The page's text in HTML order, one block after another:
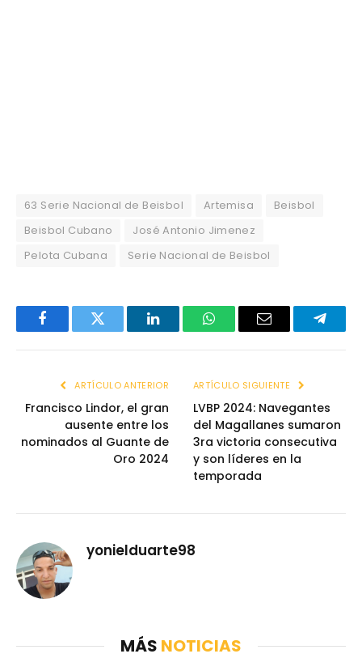
63 Serie Nacional de Beisbol Artemisa
Beisbol
Beisbol Cubano
José Antonio Jimenez
Pelota Cubana
Serie Nacional de Beisbol
FacebookTwitter LinkedInWhatsAppEmail
ARTÍCULO ANTERIOR
Francisco Lindor, el gran
ausente entre los
nominados al Guante de
Oro 2024
ARTÍCULO SIGUIENTE
LVBP 2024: Navegantes
del Magallanes sumaron
3ra victoria consecutiva
y son líderes en la
temporada
yonielduarte98
MÁS NOTICIAS